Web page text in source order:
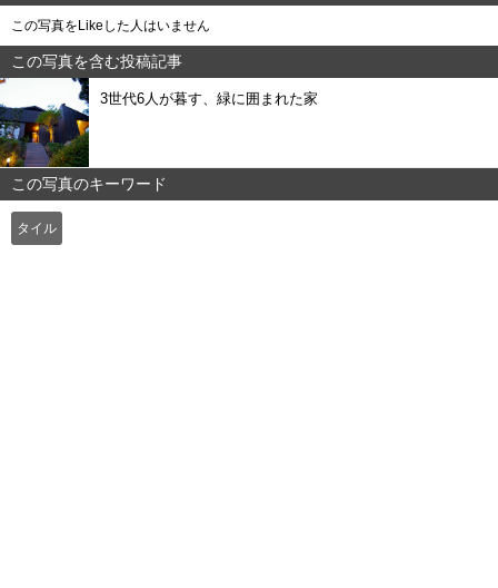
この写真をLikeした人はいません
この写真を含む投稿記事
3世代6人が暮す、緑に囲まれた家
この写真のキーワード
タイル